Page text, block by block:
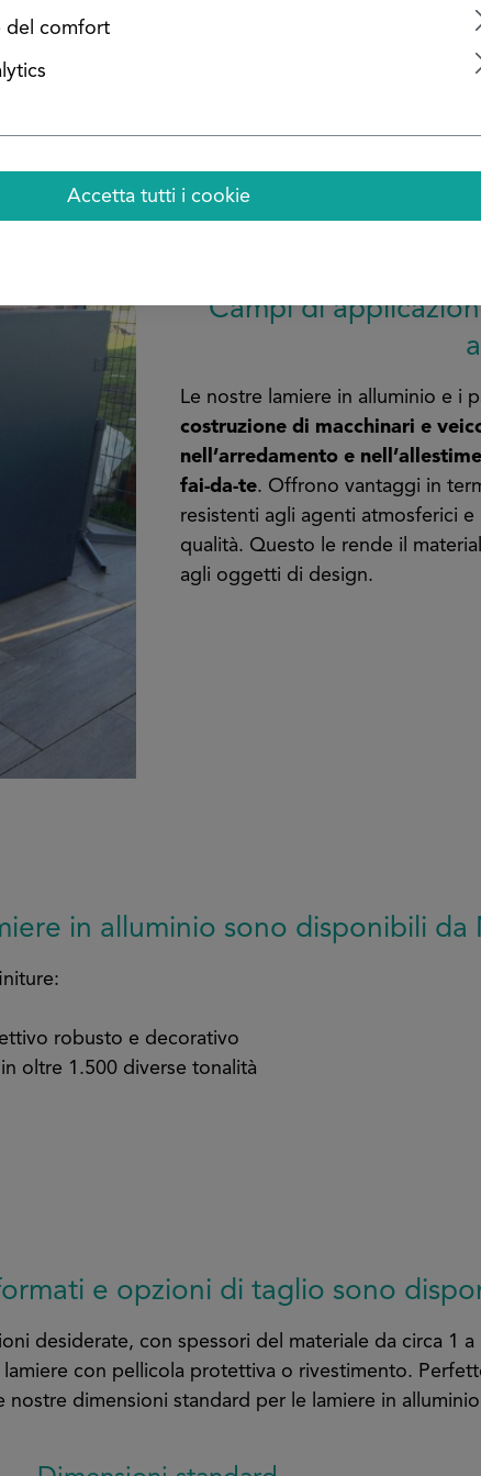
AlMg, oltre a pannelli compositi in alluminio. A
più stabili e dure. Puoi anche far verniciare a
e si aprono nuove possibilità di design.
Campi di
Le nostre lamiere in alluminio e i
costruzione di macchinari e
nell’arredamento e
fai-da-te. Offrono vantaggi in
resistenti agli agenti atmosferici
qualità. Questo le rende il
agli oggetti di design.
in alluminio sono disponibili da
robusto e decorativo
oltre 1.500 diverse tonalità
e opzioni di taglio sono
desiderate, con spessori del materiale da circa 1
con pellicola protettiva o rivestimento.
dimensioni standard per le lamiere in
del comfort
Accetta tutti i cookie